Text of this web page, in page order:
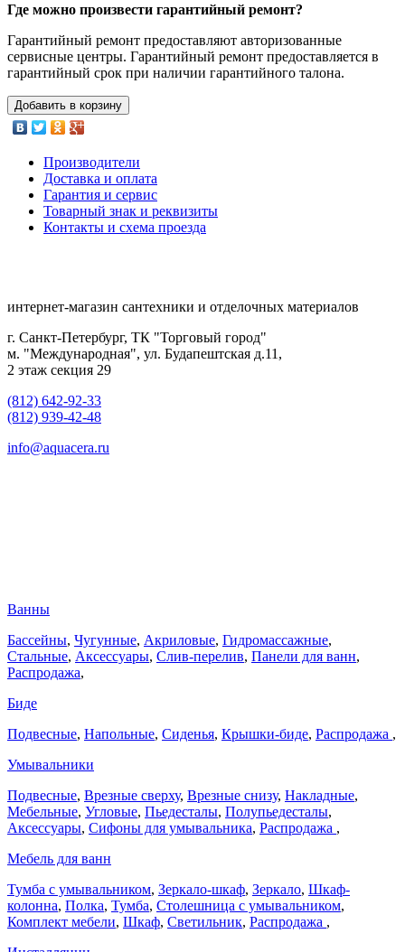
Где можно произвести гарантийный ремонт?
Гарантийный ремонт предоставляют авторизованные
сервисные центры. Гарантийный ремонт предоставляется в
гарантийный срок при наличии гарантийного талона.
Добавить в корзину
Производители
Доставка и оплата
Гарантия и сервис
Товарный знак и реквизиты
Контакты и схема проезда
интернет-магазин сантехники и отделочных материалов
г. Санкт-Петербург, ТК "Торговый город"
м. "Международная", ул. Будапештская д.11,
2 этаж секция 29
(812) 642-92-33
(812) 939-42-48
info@aquacera.ru
Ванны
Бассейны, Чугунные, Акриловые, Гидромассажные,
Стальные, Аксессуары, Слив-перелив, Панели для ванн,
Распродажа,
Биде
Подвесные, Напольные, Сиденья, Крышки-биде, Распродажа ,
Умывальники
Подвесные, Врезные сверху, Врезные снизу, Накладные,
Мебельные, Угловые, Пьедесталы, Полупьедесталы,
Аксессуары, Сифоны для умывальника, Распродажа ,
Мебель для ванн
Тумба с умывальником, Зеркало-шкаф, Зеркало, Шкаф-
колонна, Полка, Тумба, Столешница с умывальником,
Комплект мебели, Шкаф, Светильник, Распродажа ,